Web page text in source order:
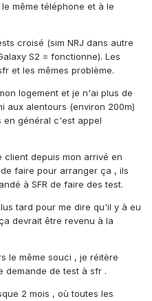
même téléphone et à le
croisé (sim NRJ dans autre
S2 = fonctionne). Les
et les mêmes problème.
logement et je n'ai plus de
aux alentours (environ 200m)
en général c'est appel
depuis mon arrivé en
faire pour arranger ça , ils
à SFR de faire des test.
tard pour me dire qu'il y à eu
devrait être revenu à la
le même souci , je réitère
demande de test à sfr .
2 mois , où toutes les